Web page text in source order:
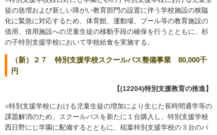
徒の急増および新しい障がい教育部門の設置に伴う学校施設の狭隘
化に緊急に対応するため、体育館、運動場、プール等の教育施設の
借用、借用施設への児童生徒の移動手段の確保を行うとともに、杉
の子特別支援学校において学校給食を実施する。
（新）２７ 特別支援学校スクールバス整備事業 80,000千
円
【(12204)特別支援教育の推進】
○特別支援学校における児童生徒の増加により生じた長時間通学等の
課題解消のため、スクールバスを新たに１台購入し、特別支援学校
西日野にじ学園に配備するとともに、稲葉特別支援学校の３台のバ